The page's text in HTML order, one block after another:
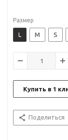
Размер
L M S
Купить в 1
Поделиться